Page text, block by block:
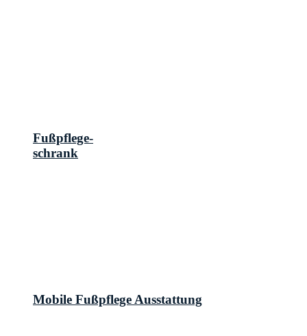
Fußpflege-
schrank
Mobile Fußpflege Ausstattung